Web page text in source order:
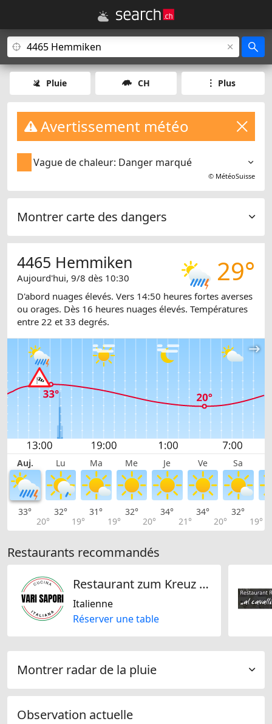
Pluie CH Plus
Avertissement météo
Vague de chaleur: Danger marqué
© MétéoSuisse
Montrer carte des dangers
29°
4465 Hemmiken
Aujourd'hui, 9/8 dès 10:30
D'abord nuages élevés. Vers 14:50 heures fortes averses
ou orages. Dès 16 heures nuages élevés. Températures
entre 22 et 33 degrés.
Auj. Lu Ma Me Je Ve Sa
33°
20°
32°
19°
31°
19°
32°
20°
34°
21°
34°
20°
32°
19°
Restaurants recommandés
Restaurant zum Kreuz (Vari Sapori)
Italienne
Réserver une table
Montrer radar de la pluie
Observation actuelle